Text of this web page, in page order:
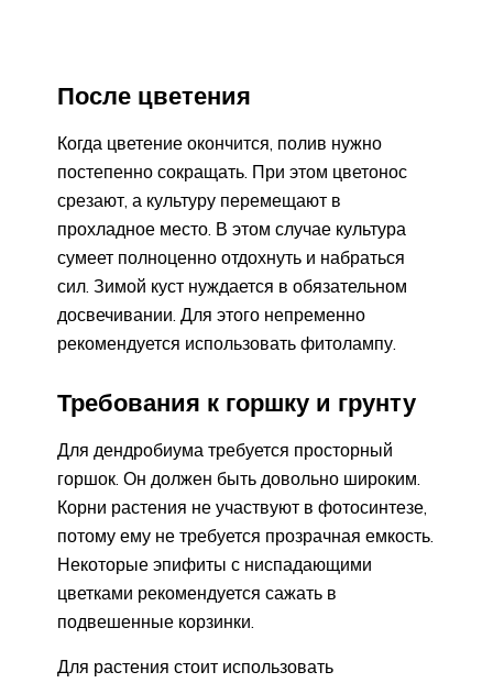
После цветения
Когда цветение окончится, полив нужно
постепенно сокращать. При этом цветонос
срезают, а культуру перемещают в
прохладное место. В этом случае культура
сумеет полноценно отдохнуть и набраться
сил. Зимой куст нуждается в обязательном
досвечивании. Для этого непременно
рекомендуется использовать фитолампу.
Требования к горшку и грунту
Для дендробиума требуется просторный
горшок. Он должен быть довольно широким.
Корни растения не участвуют в фотосинтезе,
потому ему не требуется прозрачная емкость.
Некоторые эпифиты с ниспадающими
цветками рекомендуется сажать в
подвешенные корзинки.
Для растения стоит использовать